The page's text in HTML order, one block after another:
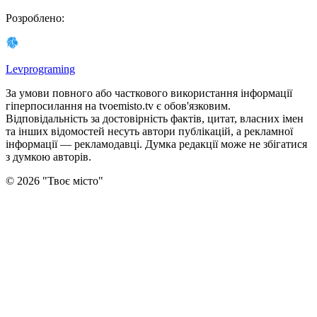
Розроблено:
Levprograming
За умови повного або часткового використання iнформацiї
гіперпосилання на tvoemisto.tv є обов'язковим.
Відповідальність за достовірність фактів, цитат, власних імен
та інших відомостей несуть автори публікацій, а рекламної
інформації — рекламодавці. Думка редакцiї може не збiгатися
з думкою авторiв.
© 2026 "Твоє місто"